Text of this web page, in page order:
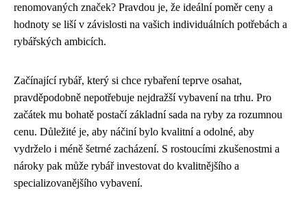
renomovaných značek? Pravdou je, že ideální poměr ceny a
hodnoty se liší v závislosti na vašich individuálních potřebách a
rybářských ambicích.
Začínající rybář, který si chce rybaření teprve osahat,
pravděpodobně nepotřebuje nejdražší vybavení na trhu. Pro
začátek mu bohatě postačí základní sada na ryby za rozumnou
cenu. Důležité je, aby náčiní bylo kvalitní a odolné, aby
vydrželo i méně šetrné zacházení. S rostoucími zkušenostmi a
nároky pak může rybář investovat do kvalitnějšího a
specializovanějšího vybavení.